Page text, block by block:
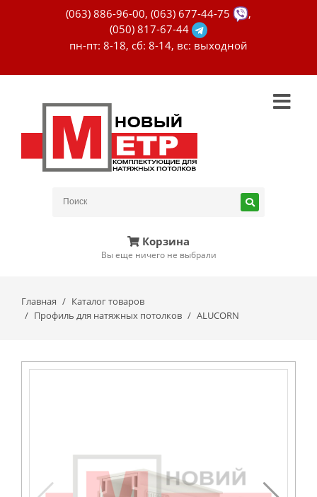
(063) 886-96-00, (063) 677-44-75
,
(050) 817-67-44
пн-пт: 8-18, сб: 8-14, вс: выходной
Корзина
Вы еще ничего не выбрали
Главная
Каталог товаров
Профиль для натяжных потолков
ALUCORN